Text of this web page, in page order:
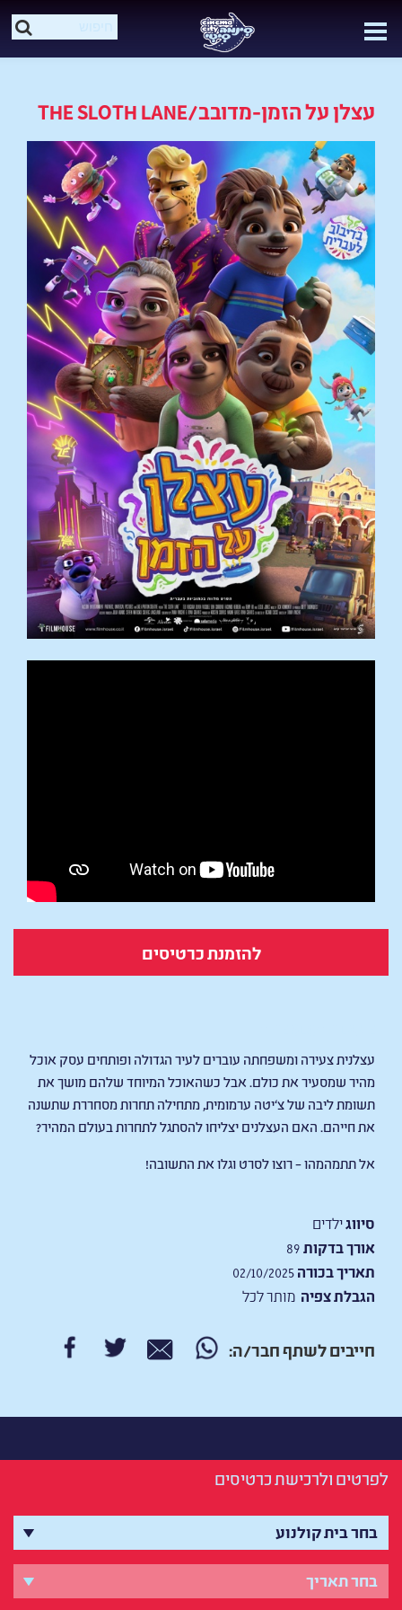
עצלן על הזמן-מדובב/THE SLOTH LANE
להזמנת כרטיסים
עצלנית צעירה ומשפחתה עוברים לעיר הגדולה ופותחים עסק אוכל
מהיר שמסעיר את כולם. אבל כשהאוכל המיוחד שלהם מושך את
תשומת ליבה של צ‘יטה ערמומית, מתחילה תחרות מסחררת שתשנה
את חייהם. האם העצלנים יצליחו להסתגל לתחרות בעולם המהיר?
אל תתמהמהו – רוצו לסרט וגלו את התשובה!
סיווגילדים
אורך בדקות
תאריך בכורה
הגבלת צפיה מותר לכל
חייבים לשתף חבר/ה:
לפרטים ולרכישת כרטיסים